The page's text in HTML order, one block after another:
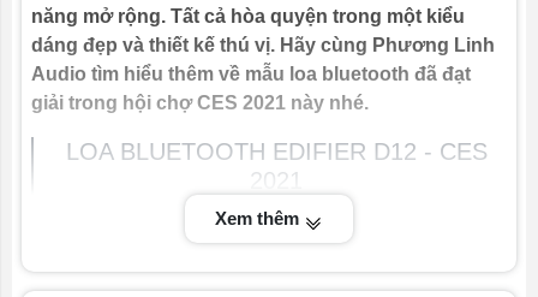
năng mở rộng. Tất cả hòa quyện trong một kiểu
dáng đẹp và thiết kế thú vị. Hãy cùng Phương Linh
Audio tìm hiểu thêm về mẫu loa bluetooth đã đạt
giải trong hội chợ CES 2021 này nhé.
LOA BLUETOOTH EDIFIER D12 - CES
2021
Xem thêm